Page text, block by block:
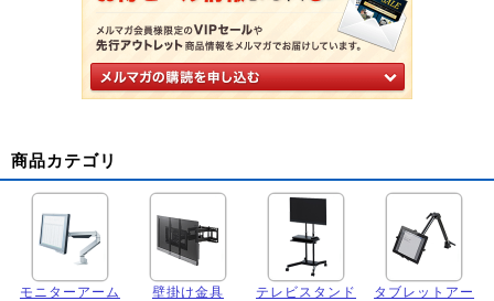
商品カテゴリ
モニターアーム 壁掛け金具 テレビスタンド
タブレットアー